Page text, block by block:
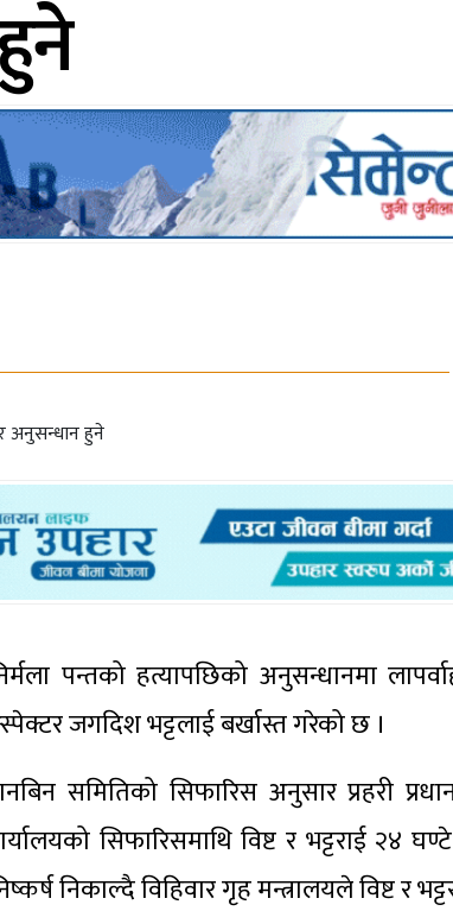
पन्तको हत्यापछिको अनुसन्धानमा
जगदिश भट्टलाई बर्खास्त गरेको छ ।
समितिको सिफारिस अनुसार प्रहरी
सिफारिसमाथि विष्ट र भट्टराई २४
निकाल्दै विहिवार गृह मन्त्रालयले विष्ट र